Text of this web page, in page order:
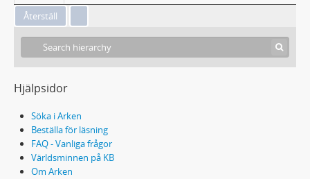
Hjälpsidor
Söka i Arken
Beställa för läsning
FAQ - Vanliga frågor
Världsminnen på KB
Om Arken